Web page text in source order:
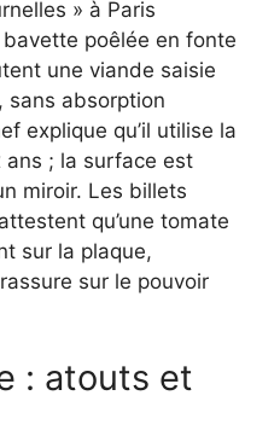
» à Paris
poêlée en fonte
une viande saisie
sans absorption
explique qu’il utilise la
ans ; la surface est
miroir. Les billets
qu’une tomate
sur la plaque,
sur le pouvoir
: atouts et